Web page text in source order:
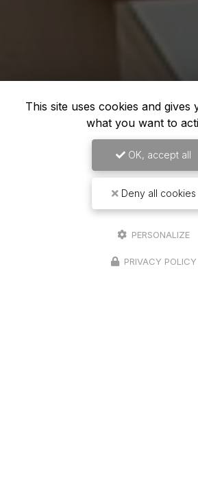
10 ans
This site uses cookies and
what you want to
OK, accept all
Deny all cookies
PERSONALIZE
PRIVACY POLICY